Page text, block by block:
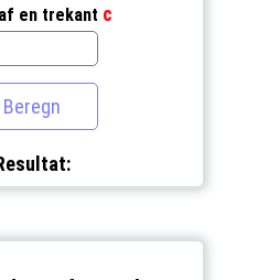
en trekant c